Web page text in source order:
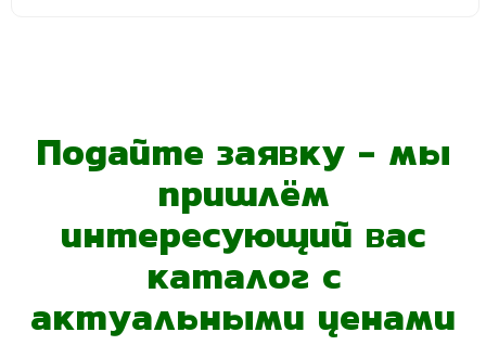
Подайте заявку - мы
пришлём
интересующий вас
каталог с
актуальными ценами